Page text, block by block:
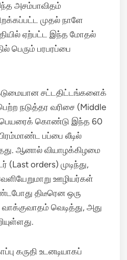
அசம்பாவிதம்
முதல் நாளே
ஏற்பட்ட இந்த மோதல்
பெரும் பரபரப்பை
சட்டதிட்டங்களைக்
நடுத்தர வரிசை (Middle
பெயரைக் கொண்டு இந்த 60
பப்பை லீடில்
ஆனால் வியாழக்கிழமை
(Last orders) முடிந்து,
ஊழியர்கள்
திடீரென ஒரு
வெடித்து, அது
கருதி உடனடியாகப்